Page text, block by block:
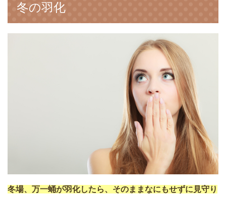
冬の羽化
冬場、万一蛹が羽化したら、そのままなにもせずに見守り